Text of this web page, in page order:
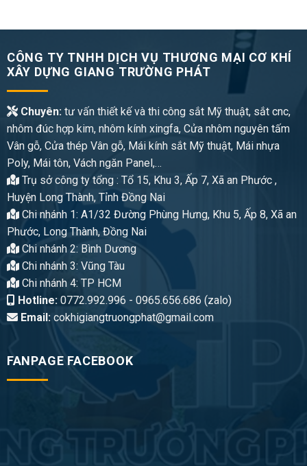
CÔNG TY TNHH DỊCH VỤ THƯƠNG MẠI CƠ KHÍ
XÂY DỰNG GIANG TRƯỜNG PHÁT
Chuyên:tư vấn thiết kế và thi công sắt Mỹ thuật, sắt cnc,
nhôm đúc hợp kim, nhôm kính xingfa, Cửa nhôm nguyên tấm
Vân gỗ, Cửa thép Vân gỗ, Mái kính sắt Mỹ thuật, Mái nhựa
Poly, Mái tôn, Vách ngăn Panel,…
Trụ sở công ty tổng : Tổ 15, Khu 3, Ấp 7, Xã an Phước ,
Huyện Long Thành, Tỉnh Đồng Nai
Chi nhánh 1: A1/32 Đường Phùng Hưng, Khu 5, Ấp 8, Xã an
Phước, Long Thành, Đồng Nai
Chi nhánh 2: Bình Dương
Chi nhánh 3: Vũng Tàu
Chi nhánh 4: TP HCM
Hotline:0772.992.996 - 0965.656.686 (zalo)
Email:cokhigiangtruongphat@gmail.com
FANPAGE FACEBOOK